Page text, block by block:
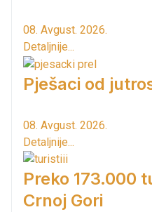
08. Avgust. 2026.
Detaljnije...
Pješaci od
08. Avgust. 2026.
Detaljnije...
Preko 173.000
Crnoj Gori